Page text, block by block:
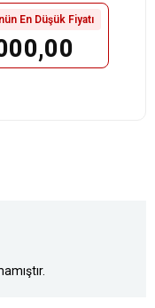
En Düşük Fiyatı